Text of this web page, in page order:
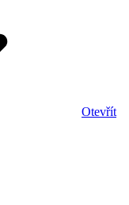
Otevřít